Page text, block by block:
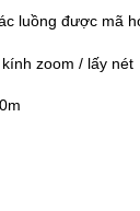
luồng được mã
zoom / lấy nét